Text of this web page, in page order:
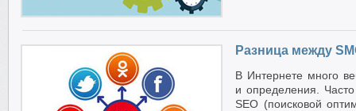
Разница между
В Интернете много
и определения.
SEO (поисковой